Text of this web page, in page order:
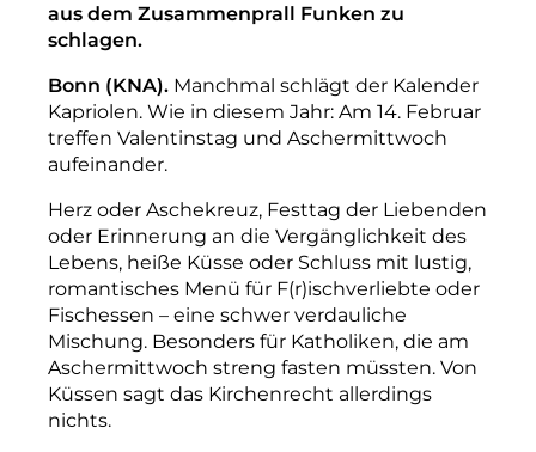
aus dem Zusammenprall Funken zu
schlagen.
Bonn (KNA). Manchmal schlägt der Kalender
Kapriolen. Wie in diesem Jahr: Am 14. Februar
treffen Valentinstag und Aschermittwoch
aufeinander.
Herz oder Aschekreuz, Festtag der Liebenden
oder Erinnerung an die Vergänglichkeit des
Lebens, heiße Küsse oder Schluss mit lustig,
romantisches Menü für F(r)ischverliebte oder
Fischessen – eine schwer verdauliche
Mischung. Besonders für Katholiken, die am
Aschermittwoch streng fasten müssten. Von
Küssen sagt das Kirchenrecht allerdings
nichts.